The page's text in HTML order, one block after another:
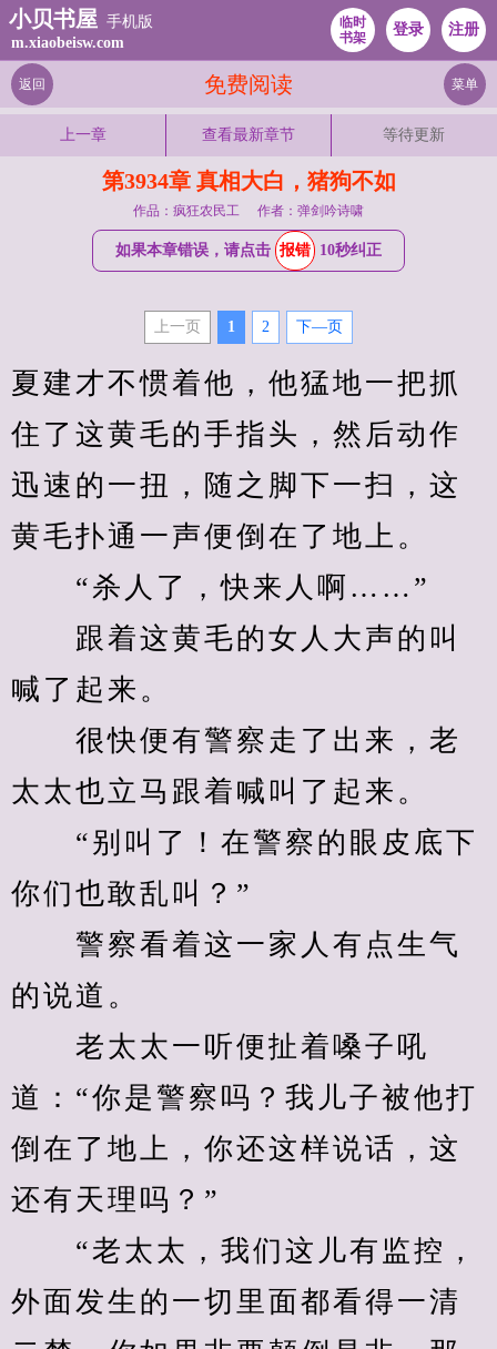
小贝书屋 手机版
m.xiaobeisw.com
临时
书架
登录 注册
免费阅读
返回 菜单
上一章 查看最新章节 等待更新
第3934章 真相大白，猪狗不如
作品：疯狂农民工 作者：弹剑吟诗啸
如果本章错误，请点击 报错 10秒纠正
上一页 1 2 下—页
夏建才不惯着他，他猛地一把抓
住了这黄毛的手指头，然后动作
迅速的一扭，随之脚下一扫，这
黄毛扑通一声便倒在了地上。
“杀人了，快来人啊……”
跟着这黄毛的女人大声的叫
喊了起来。
很快便有警察走了出来，老
太太也立马跟着喊叫了起来。
“别叫了！在警察的眼皮底下
你们也敢乱叫？”
警察看着这一家人有点生气
的说道。
老太太一听便扯着嗓子吼
道：“你是警察吗？我儿子被他打
倒在了地上，你还这样说话，这
还有天理吗？”
“老太太，我们这儿有监控，
外面发生的一切里面都看得一清